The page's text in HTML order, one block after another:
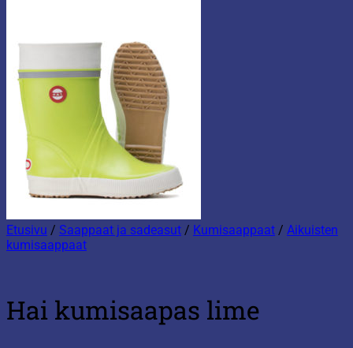
Etusivu / Saappaat ja sadeasut / Kumisaappaat / Aikuisten
kumisaappaat
Hai kumisaapas lime